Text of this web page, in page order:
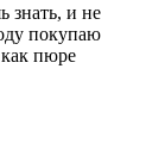
знать, и не
покупаю
пюре